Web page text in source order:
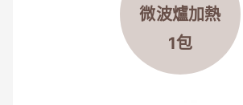
微波爐加熱
1包